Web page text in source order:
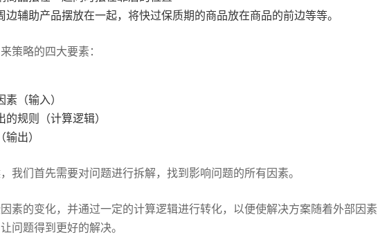
边辅助产品摆放在一起，将快过保质期的商品放在商品的前边等等。
策略的四大要素：
（输入）
规则（计算逻辑）
出）
我们首先需要对问题进行拆解，找到影响问题的所有因素。
素的变化，并通过一定的计算逻辑进行转化，以便使解决方案随着外部因素
问题得到更好的解决。